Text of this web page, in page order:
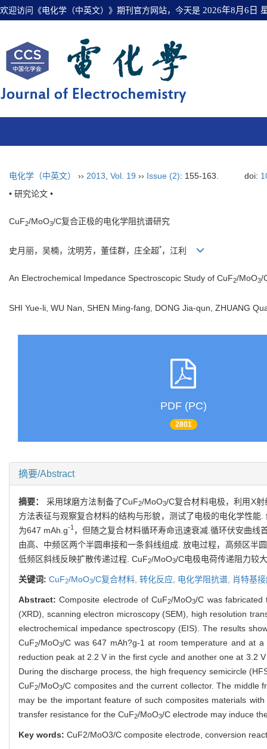
欢迎访问《电化学（中英文）》期刊官方网站，今天是 2026年8月6日
电化学（中英文） ›› 2013 Vol. 19 ›› Issue (2): 155-163. doi:
• 研究论文 •
CuF2/MoO3/C复合正极的电化学阻抗谱研究
史月丽，吴楠，沈明芳，董佳群，庄全超*，江利
An Electrochemical Impedance Spectroscopic Study of CuF2/MoO3/
SHI Yue-li, WU Nan, SHEN Ming-fang, DONG Jia-qun, ZHUANG
PDF (PC)
2801
摘要/Abstract
摘要： 采用球磨方法制备了CuF2/MoO3/C复合材料电极，利用X
方法表征与观察复合材料的结构与形貌，测试了电极的电化学性能.
为647 mAh.g-1 ，但随之复合材料循环寿命迅速衰减.循环伏安曲
由高、中频区两个半圆串接和一条斜线组成. 放电过程，高频区半
低频区斜线反映扩散传递过程. CuF2/MoO3/C电极电荷传递阻力较
关键词: CuF2/MoO3/C复合材料, 转化反应, 电化学阻抗谱, 肖特基
Abstract:Composite electrode of CuF2/MoO3/C was fabricated
(XRD), scanning electron microscopy (SEM), high resolution
electrochemical impedance spectroscopy (EIS). The results
CuF2/MoO3/C was 647 mAh?g-1 at room temperature and at
reduction peak at 2.2 V in the first cycle and another one at 3.2
During the discharge process, the high frequency semicircle
CuF2/MoO3/C composites and the current collector. The middle
may be the important feature of such composites materials
transfer resistance for the CuF2/MoO3/C electrode may induce
Key words: CuF2/MoO3/C composite electrode, conversion